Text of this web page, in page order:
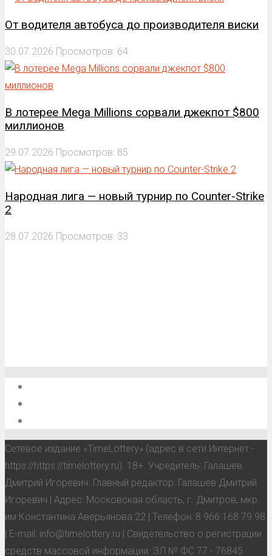
От водителя автобуса до производителя виски
30.07.2026 Просмотров: 64
В лотерее Mega Millions сорвали джекпот $800
миллионов
29.07.2026 Просмотров: 85
Народная лига — новый турнир по Counter-Strike
2
28.07.2026 Просмотров: 33
Сетевое издание «TimeLottery» (адрес в сети Интернет -
https://https://timelottery.ru). 18+. Учредитель: Галашев
Дмитрий Игоревич. Главный редактор: Галашев Дмитрий
Игоревич | Адрес: Московская область, г. Дмитров, мкр.
им Константина Аверьянова 22 | Телефон: 8 966 168 79 98
| E-mail: info@timelottery.ru | Свидетельство о регистрации
средств массовой информации: ЭЛ № ФС 77 - 76845